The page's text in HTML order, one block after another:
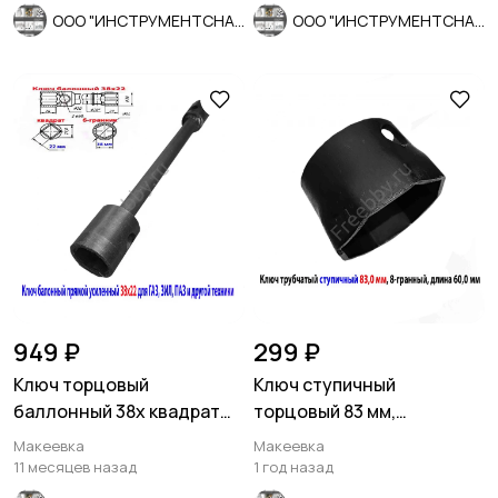
949 ₽
Ключ торцовый
баллонный 38х квадрат
22, прямой, для ГАЗ, ЗИЛ,
ПАЗ.
Макеевка
11 месяцев назад
299 ₽
Ключ ступичный
торцовый 83 мм,
трубчатый, 8-гранный,
длина 60 мм, СССР
Макеевка
1 год назад